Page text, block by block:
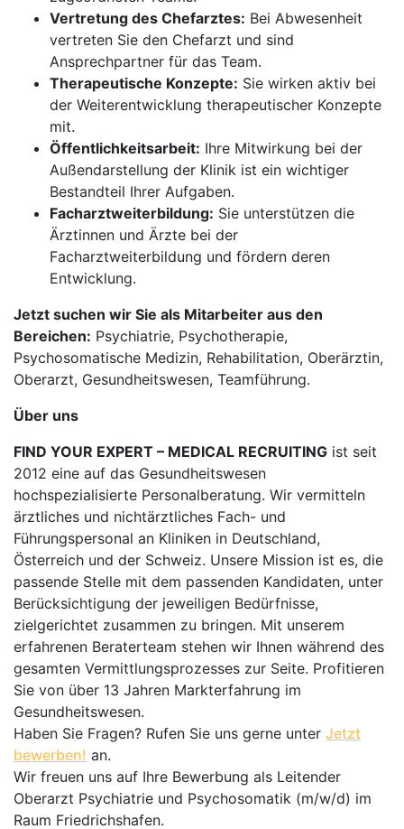
Vertretung des Chefarztes: Bei Abwesenheit
vertreten Sie den Chefarzt und sind
Ansprechpartner für das Team.
Therapeutische Konzepte: Sie wirken aktiv bei
der Weiterentwicklung therapeutischer Konzepte
mit.
Öffentlichkeitsarbeit: Ihre Mitwirkung bei der
Außendarstellung der Klinik ist ein wichtiger
Bestandteil Ihrer Aufgaben.
Facharztweiterbildung: Sie unterstützen die
Ärztinnen und Ärzte bei der
Facharztweiterbildung und fördern deren
Entwicklung.
Jetzt suchen wir Sie als Mitarbeiter aus den
Bereichen: Psychiatrie, Psychotherapie,
Psychosomatische Medizin, Rehabilitation, Oberärztin,
Oberarzt, Gesundheitswesen, Teamführung.
Über uns
FIND YOUR EXPERT – MEDICAL RECRUITING ist seit
2012 eine auf das Gesundheitswesen
hochspezialisierte Personalberatung. Wir vermitteln
ärztliches und nichtärztliches Fach- und
Führungspersonal an Kliniken in Deutschland,
Österreich und der Schweiz. Unsere Mission ist es, die
passende Stelle mit dem passenden Kandidaten, unter
Berücksichtigung der jeweiligen Bedürfnisse,
zielgerichtet zusammen zu bringen. Mit unserem
erfahrenen Beraterteam stehen wir Ihnen während des
gesamten Vermittlungsprozesses zur Seite. Profitieren
Sie von über 13 Jahren Markterfahrung im
Gesundheitswesen.
Haben Sie Fragen? Rufen Sie uns gerne unter Jetzt
bewerben! an.
Wir freuen uns auf Ihre Bewerbung als Leitender
Oberarzt Psychiatrie und Psychosomatik (m/w/d) im
Raum Friedrichshafen.